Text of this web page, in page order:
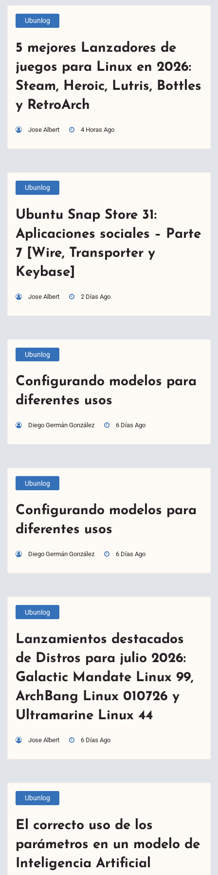
Ubunlog
5 mejores Lanzadores de
juegos para Linux en 2026:
Steam, Heroic, Lutris, Bottles
y RetroArch
Jose Albert 4 Horas Ago
Ubunlog
Ubuntu Snap Store 31:
Aplicaciones sociales – Parte
7 [Wire, Transporter y
Keybase]
Jose Albert 2 Días Ago
Ubunlog
Configurando modelos para
diferentes usos
Diego Germán González 6 Días Ago
Ubunlog
Configurando modelos para
diferentes usos
Diego Germán González 6 Días Ago
Ubunlog
Lanzamientos destacados
de Distros para julio 2026:
Galactic Mandate Linux 99,
ArchBang Linux 010726 y
Ultramarine Linux 44
Jose Albert 6 Días Ago
Ubunlog
El correcto uso de los
parámetros en un modelo de
Inteligencia Artificial